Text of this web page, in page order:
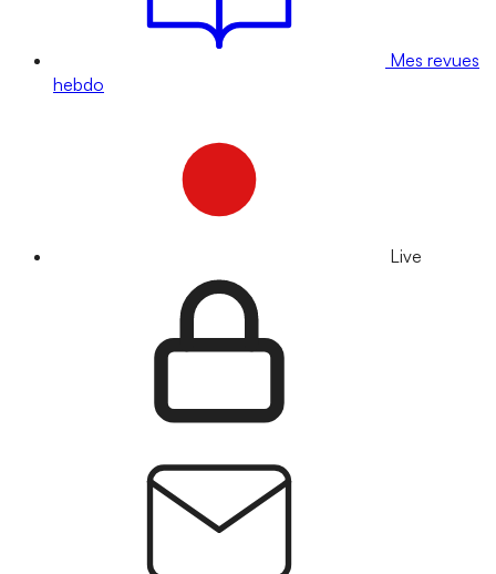
Mes revues
hebdo
Live